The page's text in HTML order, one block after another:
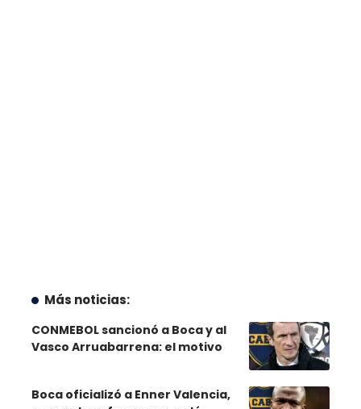
Más noticias:
CONMEBOL sancionó a Boca y al
Vasco Arruabarrena: el motivo
Boca oficializó a Enner Valencia,